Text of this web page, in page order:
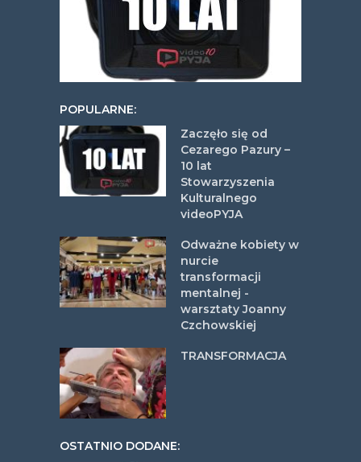
POPULARNE:
Zaczęło się od
Cezarego Pazury –
10 lat
Stowarzyszenia
Kulturalnego
videoPYJA
Odważne kobiety w
nurcie
transformacji
mentalnej -
warsztaty Joanny
Czchowskiej
TRANSFORMACJA
OSTATNIO DODANE: